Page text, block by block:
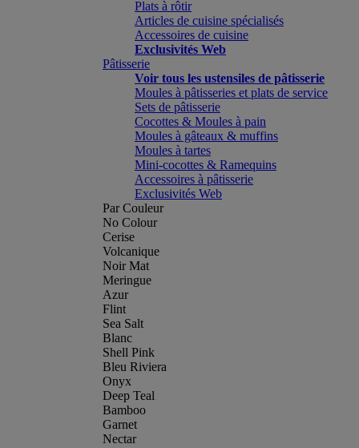
Plats à rôtir
Articles de cuisine spécialisés
Accessoires de cuisine
Exclusivités Web
Pâtisserie
Voir tous les ustensiles de pâtisserie
Moules à pâtisseries et plats de service
Sets de pâtisserie
Cocottes & Moules à pain
Moules à gâteaux & muffins
Moules à tartes
Mini-cocottes & Ramequins
Accessoires à pâtisserie
Exclusivités Web
Par Couleur
No Colour
Cerise
Volcanique
Noir Mat
Meringue
Azur
Flint
Sea Salt
Blanc
Shell Pink
Bleu Riviera
Onyx
Deep Teal
Bamboo
Garnet
Nectar